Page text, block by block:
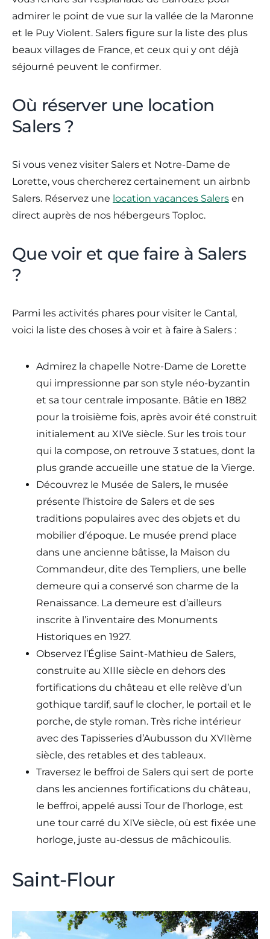
admirer le point de vue sur la vallée de la Maronne
et le Puy Violent. Salers figure sur la liste des plus
beaux villages de France, et ceux qui y ont déjà
séjourné peuvent le confirmer.
Où réserver une location
Salers ?
Si vous venez visiter Salers et Notre-Dame de
Lorette, vous chercherez certainement un airbnb
Salers. Réservez une location vacances Salers en
direct auprès de nos hébergeurs Toploc.
Que voir et que faire à Salers
?
Parmi les activités phares pour visiter le Cantal,
voici la liste des choses à voir et à faire à Salers :
Admirez la chapelle Notre-Dame de Lorette
qui impressionne par son style néo-byzantin
et sa tour centrale imposante. Bâtie en 1882
pour la troisième fois, après avoir été construit
initialement au XIVe siècle. Sur les trois tour
qui la compose, on retrouve 3 statues, dont la
plus grande accueille une statue de la Vierge.
Découvrez le Musée de Salers, le musée
présente l’histoire de Salers et de ses
traditions populaires avec des objets et du
mobilier d’époque. Le musée prend place
dans une ancienne bâtisse, la Maison du
Commandeur, dite des Templiers, une belle
demeure qui a conservé son charme de la
Renaissance. La demeure est d’ailleurs
inscrite à l’inventaire des Monuments
Historiques en 1927.
Observez l’Église Saint-Mathieu de Salers,
construite au XIIIe siècle en dehors des
fortifications du château et elle relève d’un
gothique tardif, sauf le clocher, le portail et le
porche, de style roman. Très riche intérieur
avec des Tapisseries d’Aubusson du XVIIème
siècle, des retables et des tableaux.
Traversez le beffroi de Salers qui sert de porte
dans les anciennes fortifications du château,
le beffroi, appelé aussi Tour de l’horloge, est
une tour carré du XIVe siècle, où est fixée une
horloge, juste au-dessus de mâchicoulis.
Saint-Flour